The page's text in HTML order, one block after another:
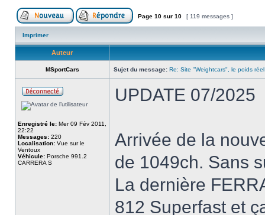
Page 10 sur 10 [ 119 messages ]
Imprimer
Auteur
MSportCars Sujet du message: Re: Site "Weightcars", le poids
Enregistré le: Mer 09 Fév 2011,
22:22
Messages: 220
Localisation: Vue sur le
Ventoux
Véhicule: Porsche 991.2
CARRERA S
UPDATE 07/2025
Arrivée de la
de 1049ch. Sans
La dernière
812 Superfast et